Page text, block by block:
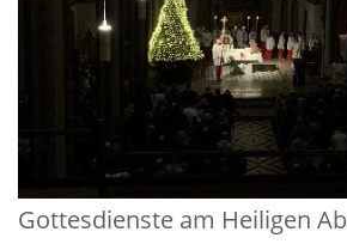
Gottesdienste am Heiligen